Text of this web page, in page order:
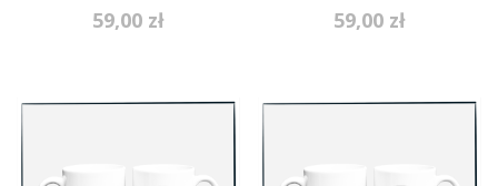
59,00 zł 59,00 zł